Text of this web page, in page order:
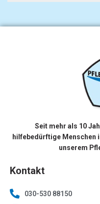
Seit mehr als 10
hilfebedürftige Menschen
unserem
Kontakt
030-530 88150